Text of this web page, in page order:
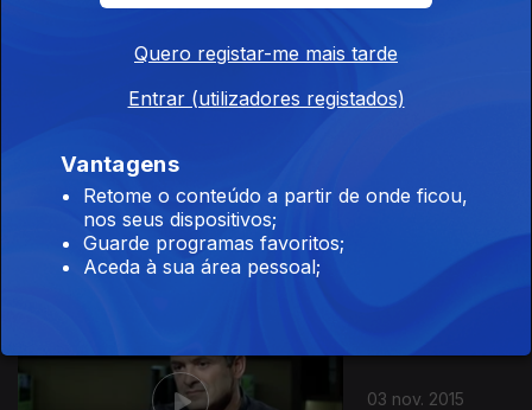
Ep. 2 10 nov. 2015
03 nov. 2015
Quero registar-me mais tarde
Entrar (utilizadores registados)
Vantagens
Retome o conteúdo a partir de onde ficou,
nos seus dispositivos;
Guarde programas favoritos;
Aceda à sua área pessoal;